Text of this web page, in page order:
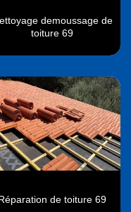
demoussage de
toiture 69
de toiture 69